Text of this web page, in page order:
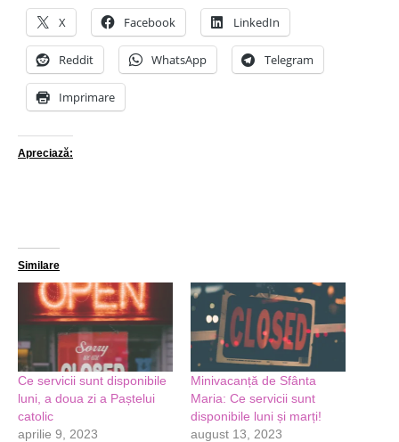
X Facebook LinkedIn
Reddit WhatsApp Telegram
Imprimare
Apreciază:
Similare
Ce servicii sunt disponibile
luni, a doua zi a Paștelui
catolic
aprilie 9, 2023
Minivacanță de Sfânta
Maria: Ce servicii sunt
disponibile luni și marți!
august 13, 2023